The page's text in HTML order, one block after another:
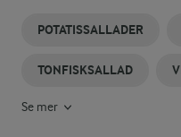
POTATISSALLADER
TONFISKSALLAD
Se mer